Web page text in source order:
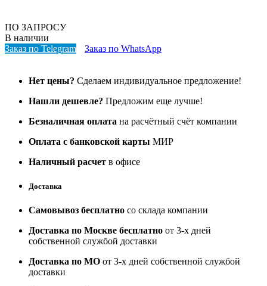
ПО ЗАПРОСУ
В наличии
Заказ по Telegram
Заказ по WhatsApp
Нет цены? Сделаем индивидуальное предложение!
Нашли дешевле? Предложим еще лучше!
Безналичная оплата на расчётный счёт компании
Оплата с банковской карты МИР
Наличный расчет в офисе
Доставка
Самовывоз бесплатно со склада компании
Доставка по Москве бесплатно от 3-х дней
собственной службой доставки
Доставка по МО от 3-х дней собственной службой
доставки